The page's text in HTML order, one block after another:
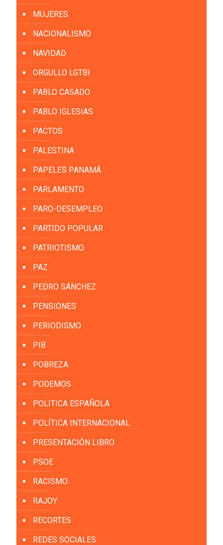
MUJERES
NACIONALISMO
NAVIDAD
ORGULLO LGTBI
PABLO CASADO
PABLO IGLESIAS
PACTOS
PALESTINA
PAPELES PANAMÁ
PARLAMENTO
PARO-DESEMPLEO
PARTIDO POPULAR
PATRIOTISMO
PAZ
PEDRO SÁNCHEZ
PENSIONES
PERIODISMO
PIB
POBREZA
PODEMOS
POLITICA ESPAÑOLA
POLÍTICA INTERNACIONAL
PRESENTACIÓN LIBRO
PSOE
RACISMO
RAJOY
RECORTES
REDES SOCIALES